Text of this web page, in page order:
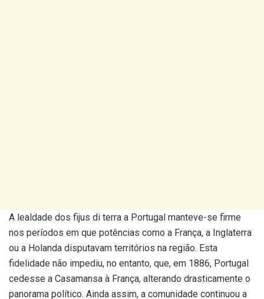
A lealdade dos fijus di terra a Portugal manteve-se firme
nos períodos em que potências como a França, a Inglaterra
ou a Holanda disputavam territórios na região. Esta
fidelidade não impediu, no entanto, que, em 1886, Portugal
cedesse a Casamansa à França, alterando drasticamente o
panorama político. Ainda assim, a comunidade continuou a